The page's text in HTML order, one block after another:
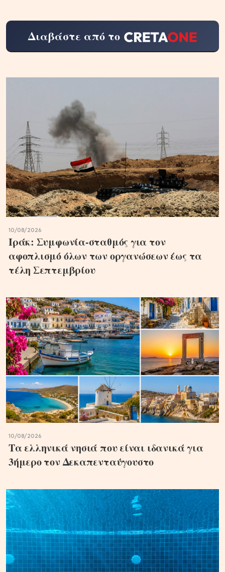
Διαβάστε από το
10/08/2026
Ιράκ: Συμφωνία-σταθμός για τον
αφοπλισμό όλων των οργανώσεων έως τα
τέλη Σεπτεμβρίου
10/08/2026
Τα ελληνικά νησιά που είναι ιδανικά για
3ήμερο τον Δεκαπενταύγουστο